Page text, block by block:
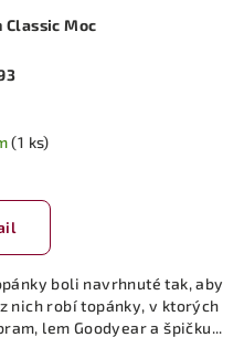
Pánske Indian Classic Moc
(1 ks)
boli navrhnuté tak, aby
nich robí topánky, v ktorých
lem Goodyear a špičku...